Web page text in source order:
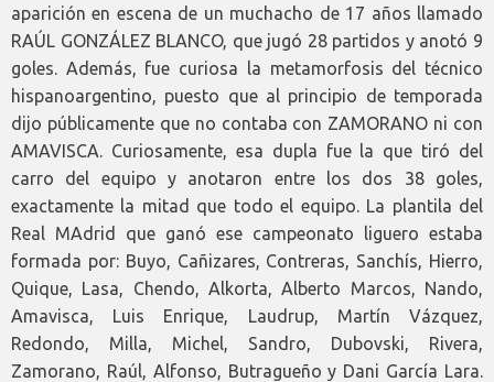
aparición en escena de un muchacho de 17 años llamado
RAÚL GONZÁLEZ BLANCO, que jugó 28 partidos y anotó 9
goles. Además, fue curiosa la metamorfosis del técnico
hispanoargentino, puesto que al principio de temporada
dijo públicamente que no contaba con ZAMORANO ni con
AMAVISCA. Curiosamente, esa dupla fue la que tiró del
carro del equipo y anotaron entre los dos 38 goles,
exactamente la mitad que todo el equipo. La plantila del
Real MAdrid que ganó ese campeonato liguero estaba
formada por: Buyo, Cañizares, Contreras, Sanchís, Hierro,
Quique, Lasa, Chendo, Alkorta, Alberto Marcos, Nando,
Amavisca, Luis Enrique, Laudrup, Martín Vázquez,
Redondo, Milla, Michel, Sandro, Dubovski, Rivera,
Zamorano, Raúl, Alfonso, Butragueño y Dani García Lara.